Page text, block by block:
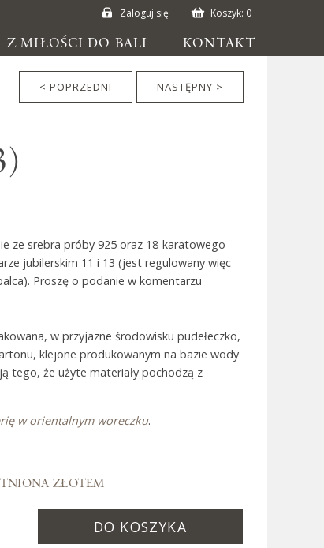
Zaloguj się Koszyk: 0
Z MIŁOŚCI DO BALI KONTAKT
< POPRZEDNI NASTĘPNY >
ze srebra próby 925 oraz 18-karatowego
jubilerskim 11 i 13 (jest regulowany więc
Proszę o podanie w komentarzu
w przyjazne środowisku pudełeczko,
klejone produkowanym na bazie wody
tego, że użyte materiały pochodzą z
w orientalnym woreczku.
ZŁOTEM
DO KOSZYKA